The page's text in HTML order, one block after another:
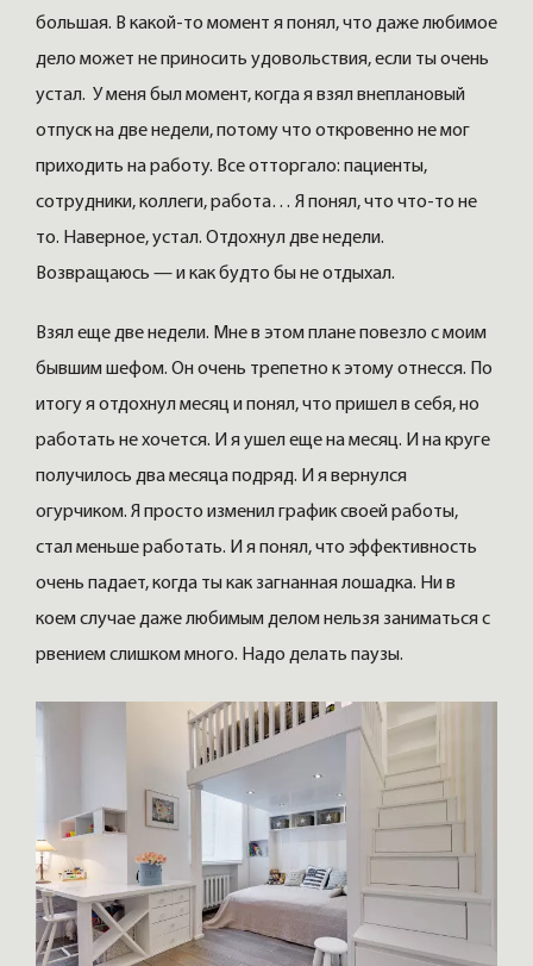
большая. В какой-то момент я понял, что даже любимое
дело может не приносить удовольствия, если ты очень
устал. У меня был момент, когда я взял внеплановый
отпуск на две недели, потому что откровенно не мог
приходить на работу. Все отторгало: пациенты,
сотрудники, коллеги, работа… Я понял, что что-то не
то. Наверное, устал. Отдохнул две недели.
Возвращаюсь — и как будто бы не отдыхал.
Взял еще две недели. Мне в этом плане повезло с моим
бывшим шефом. Он очень трепетно к этому отнесся. По
итогу я отдохнул месяц и понял, что пришел в себя, но
работать не хочется. И я ушел еще на месяц. И на круге
получилось два месяца подряд. И я вернулся
огурчиком. Я просто изменил график своей работы,
стал меньше работать. И я понял, что эффективность
очень падает, когда ты как загнанная лошадка. Ни в
коем случае даже любимым делом нельзя заниматься с
рвением слишком много. Надо делать паузы.